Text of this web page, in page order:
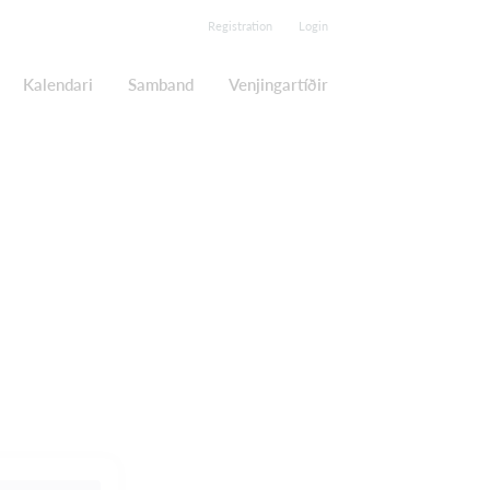
Registration Login
Kalendari Samband Venjingartíðir